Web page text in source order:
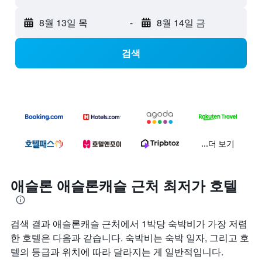
8월 13일 목 - 8월 14일 금
검색
...더 보기
애슬론 애슬론캐슬 근처 최저가 호텔
검색 결과 애슬론캐슬 근처에서 1박당 숙박비가 가장 저렴
한 호텔은 다음과 같습니다. 숙박비는 숙박 일자, 그리고 호
텔의 등급과 위치에 따라 달라지는 게 일반적입니다.